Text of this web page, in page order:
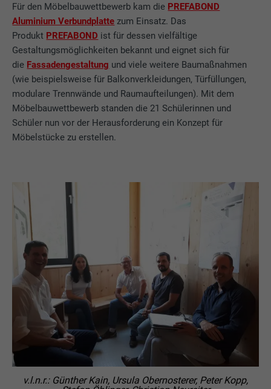
Für den Möbelbauwettbewerb kam die PREFABOND
Aluminium Verbundplatte zum Einsatz. Das
Produkt PREFABOND ist für dessen vielfältige
Gestaltungsmöglichkeiten bekannt und eignet sich für
die Fassadengestaltung und viele weitere Baumaßnahmen
(wie beispielsweise für Balkonverkleidungen, Türfüllungen,
modulare Trennwände und Raumaufteilungen). Mit dem
Möbelbauwettbewerb standen die 21 Schülerinnen und
Schüler nun vor der Herausforderung ein Konzept für
Möbelstücke zu erstellen.
v.l.n.r.: Günther Kain, Ursula Obernosterer, Peter Kopp,